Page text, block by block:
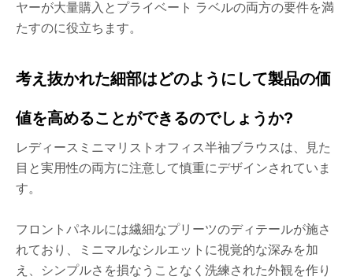
ヤーが大量購入とプライベート ラベルの両方の要件を満
たすのに役立ちます。
考え抜かれた細部はどのようにして製品の価
値を高めることができるのでしょうか?
レディースミニマリストオフィス半袖ブラウスは、見た
目と実用性の両方に注意して慎重にデザインされていま
す。
フロントパネルには繊細なプリーツのディテールが施さ
れており、ミニマルなシルエットに視覚的な深みを加
え、シンプルさを損なうことなく洗練された外観を作り